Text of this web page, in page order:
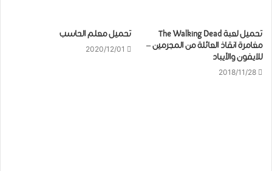
تحميل لعبة The Walking Dead
مغامرة انقاذ العائلة من المجرمين –
للايفون والآيباد
2018/11/28
تحميل معلم الحاسب
2020/12/01